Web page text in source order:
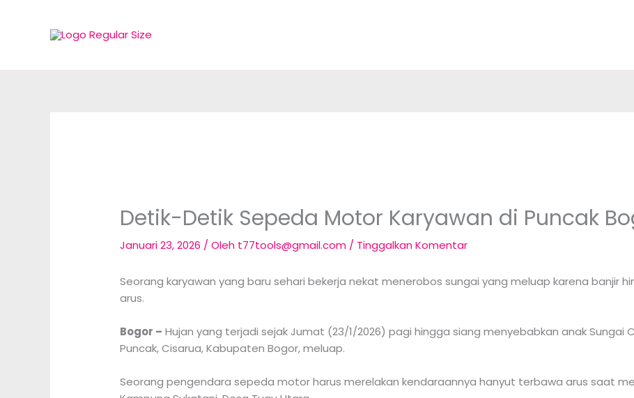
Detik-Detik Sepeda Motor Karyawan di Puncak
Januari 23, 2026 / Oleh t77tools@gmail.com / Tinggalkan Komentar
Seorang karyawan yang baru sehari bekerja nekat menerobos sungai yang meluap karena banjir
arus.
Bogor – Hujan yang terjadi sejak Jumat (23/1/2026) pagi hingga siang menyebabkan anak Sungai
Puncak, Cisarua, Kabupaten Bogor, meluap.
Seorang pengendara sepeda motor harus merelakan kendaraannya hanyut terbawa arus saat